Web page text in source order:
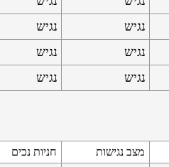
נגיש נגיש
נגיש נגיש
נגיש נגיש
מצב נגישות חניות נכים